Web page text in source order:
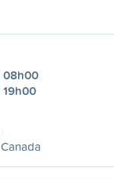
08h00